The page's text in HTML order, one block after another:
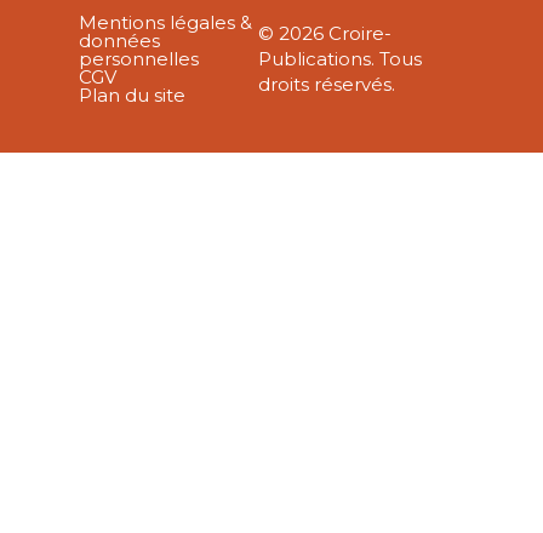
Mentions légales &
données
personnelles
CGV
Plan du site
© 2026 Croire-
Publications. Tous
droits réservés.